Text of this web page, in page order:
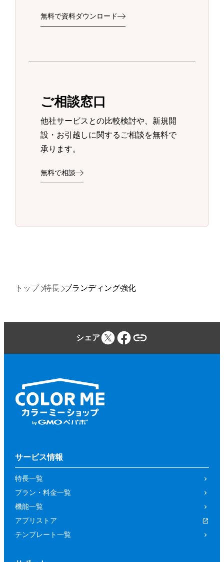
無料で資料ダウンロード
ご相談窓口
他社サービスとの比較検討や、新規開
設・お引越しに関するご相談を無料で
承ります。
無料で相談
トップ 特長 ブランディング強化
シェア
サービス情報
特長一覧
プラン・料金一覧
機能一覧
アプリストア
テンプレート一覧